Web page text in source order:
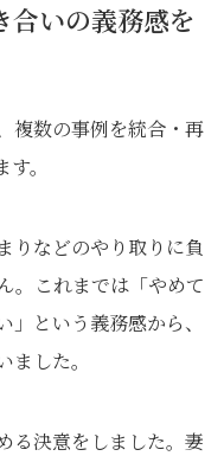
合いの義務感を
複数の事例を統合・再
。
りなどのやり取りに負
。これまでは「やめて
という義務感から、
した。
る決意をしました。妻